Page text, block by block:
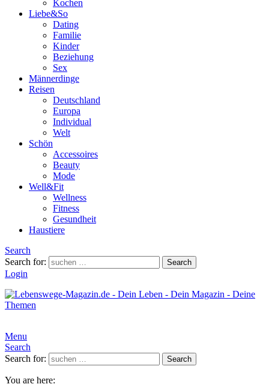
Kochen
Liebe&So
Dating
Familie
Kinder
Beziehung
Sex
Männerdinge
Reisen
Deutschland
Europa
Individual
Welt
Schön
Accessoires
Beauty
Mode
Well&Fit
Wellness
Fitness
Gesundheit
Haustiere
Search
Search for:
Search
Login
Menu
Search
Search for:
Search
You are here: